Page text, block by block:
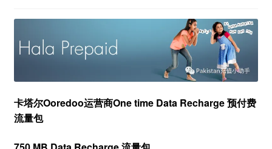
卡塔尔Ooredoo运营商One time Data Recharge 预付费
流量包